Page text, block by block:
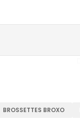
BROSSETTES BROXO